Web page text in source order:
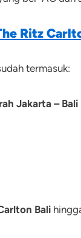
Ritz
termasuk:
Jakarta –
Bali